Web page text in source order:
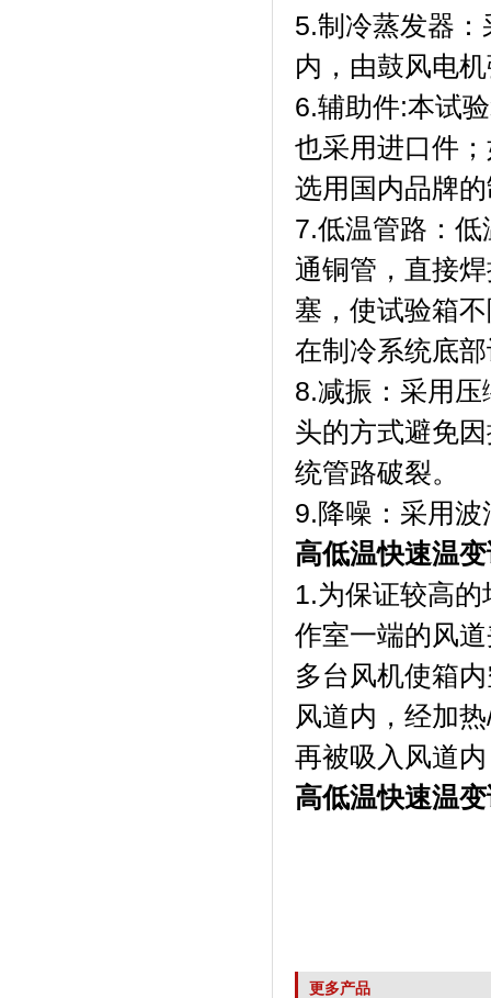
5.制冷蒸发器
内，由鼓风电机
6.辅助件:本试验
也采用进口件
选用国内品牌的
7.低温管路
通铜管，直接
塞，使试验
在制冷系统底部
8.减振：采用
头的方式避免因
统管路破裂。
9.降噪：采用
高低温快速温
1.为保证较高的
作室一端的风道夹
多台风机使箱内
风道内，经加
再被吸入风道内
高低温快速温
更多产品